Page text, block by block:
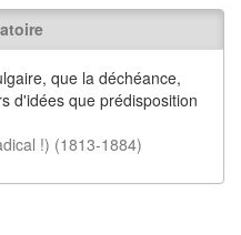
que la déchéance,
d'idées que prédisposition
!) (1813-1884)